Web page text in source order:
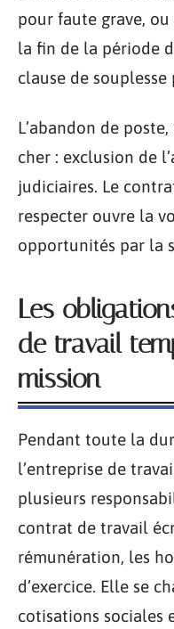
pour faute grave, ou
la fin de la période
clause de
L’abandon de
cher : exclusion de
judiciaires. Le
respecter ouvre la
opportunités par la
Les
de travail
mission
Pendant toute la
l’entreprise de
plusieurs
contrat de travail
rémunération, les
d’exercice. Elle se
cotisations sociales